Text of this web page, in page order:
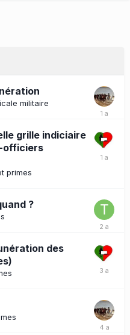
militaire
grille indiciaire
officiers
primes
?
des